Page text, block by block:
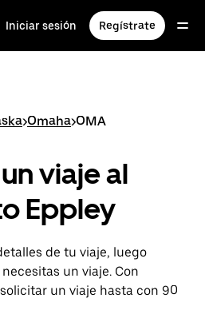
Iniciar sesión Regístrate
>Omaha>OMA
viaje al
Eppley
de tu viaje, luego
un viaje. Con
un viaje hasta con 90